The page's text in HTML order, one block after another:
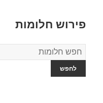
פירוש חלומות
מילון
החלומות